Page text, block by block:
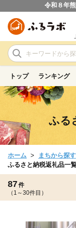
令和８年
トップ ランキング
ふる
ホーム まちから探す
ふるさと納税返礼品一
87件
（1～30件目）